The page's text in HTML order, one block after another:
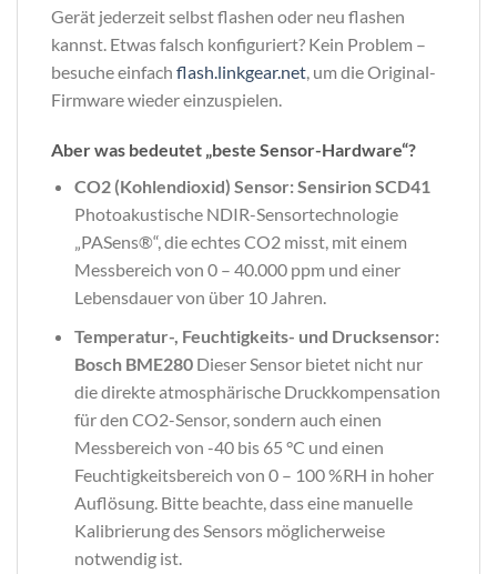
Gerät jederzeit selbst flashen oder neu flashen
kannst. Etwas falsch konfiguriert? Kein Problem –
besuche einfach flash.linkgear.net , um die Original-
Firmware wieder einzuspielen.
Aber was bedeutet „beste Sensor-Hardware“?
CO2 (Kohlendioxid) Sensor: Sensirion SCD41
Photoakustische NDIR-Sensortechnologie
„PASens®“, die echtes CO2 misst, mit einem
Messbereich von 0 – 40.000 ppm und einer
Lebensdauer von über 10 Jahren.
Temperatur-, Feuchtigkeits- und Drucksensor:
Bosch BME280Dieser Sensor bietet nicht nur
die direkte atmosphärische Druckkompensation
für den CO2-Sensor, sondern auch einen
Messbereich von -40 bis 65 °C und einen
Feuchtigkeitsbereich von 0 – 100 %RH in hoher
Auflösung. Bitte beachte, dass eine manuelle
Kalibrierung des Sensors möglicherweise
notwendig ist.